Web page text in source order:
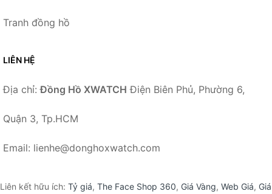
Tranh đồng hồ
LIÊN HỆ
Địa chỉ:Đồng Hồ XWATCH Điện Biên Phủ, Phường 6,
Quận 3, Tp.HCM
Email: lienhe@donghoxwatch.com
Liên kết hữu ích: Tỷ giá, The Face Shop 360, Giá Vàng, Web Giá, Giá